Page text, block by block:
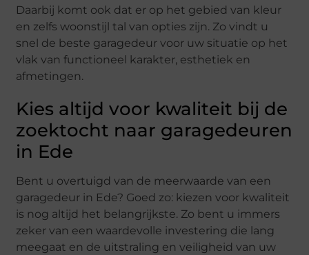
Daarbij komt ook dat er op het gebied van kleur
en zelfs woonstijl tal van opties zijn. Zo vindt u
snel de beste garagedeur voor uw situatie op het
vlak van functioneel karakter, esthetiek en
afmetingen.
Kies altijd voor kwaliteit bij de
zoektocht naar garagedeuren
in Ede
Bent u overtuigd van de meerwaarde van een
garagedeur in Ede? Goed zo: kiezen voor kwaliteit
is nog altijd het belangrijkste. Zo bent u immers
zeker van een waardevolle investering die lang
meegaat en de uitstraling en veiligheid van uw